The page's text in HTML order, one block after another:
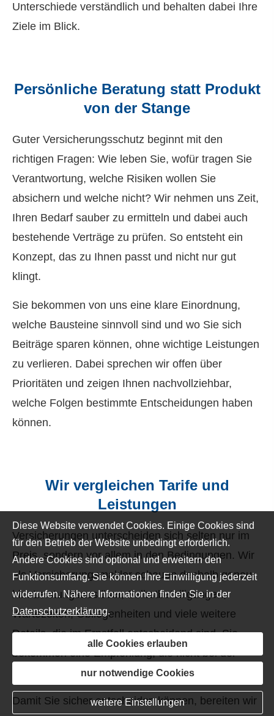
Unterschiede verständlich und behalten dabei Ihre
Ziele im Blick.
Persönliche Beratung statt Produkt
von der Stange
Guter Versicherungsschutz beginnt mit den
richtigen Fragen: Wie leben Sie, wofür tragen Sie
Verantwortung, welche Risiken wollen Sie
absichern und welche nicht? Wir nehmen uns Zeit,
Ihren Bedarf sauber zu ermitteln und dabei auch
bestehende Verträge zu prüfen. So entsteht ein
Konzept, das zu Ihnen passt und nicht nur gut
klingt.
Sie bekommen von uns eine klare Einordnung,
welche Bausteine sinnvoll sind und wo Sie sich
Beiträge sparen können, ohne wichtige Leistungen
zu verlieren. Dabei sprechen wir offen über
Prioritäten und zeigen Ihnen nachvollziehbar,
welche Folgen bestimmte Entscheidungen haben
können.
Wir ver­gleichen Tarife und
Leistungen
Versicherungen unterscheiden sich selten nur im
Preis, sondern vor allem in den Bedingungen. Wir
als Ver­sicherungs­makler schauen deshalb genau
hin: Leistungsauslöser, Selbstbeteiligungen,
Wartezeiten, Obliegenheiten und viele weitere
Details, die im Ernstfall entscheidend sind. Sie
bekommen eine Empfehlung, die nicht bei der
Beitragszahl stehen bleibt.
Damit Sie sicher entscheiden können, bereiten wir
Diese Website verwendet Cookies. Einige Cookies sind
für den Betrieb der Website unbedingt erforderlich.
Andere Cookies sind optional und erweitern den
Funktionsumfang. Sie können Ihre Einwilligung jederzeit
widerrufen. Nähere Informationen finden Sie in der
Datenschutzerklärung.
alle Cookies erlauben
nur notwendige Cookies
weitere Einstellungen